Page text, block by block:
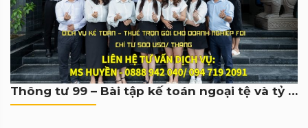
Thông tư 99 – Bài tập kế toán ngoại tệ và tỷ giá